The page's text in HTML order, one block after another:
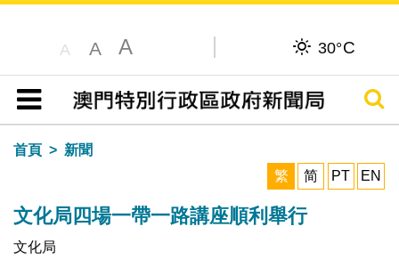
A A A 30°C
目錄
搜尋
首頁
新聞
繁
简 PT EN
文化局四場一帶一路講座順利舉行
文化局